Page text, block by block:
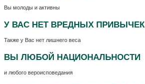
Вы молоды и активны
У ВАС НЕТ ВРЕДНЫХ ПРИВЫЧЕК
Также у Вас нет лишнего веса
ВЫ ЛЮБОЙ НАЦИОНАЛЬНОСТИ
и любого вероисповедания